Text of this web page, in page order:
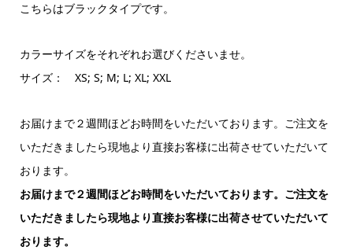
こちらはブラックタイプです。
カラーサイズをそれぞれお選びくださいませ。
サイズ： XS; S; M; L; XL; XXL
お届けまで２週間ほどお時間をいただいております。ご注文を
いただきましたら現地より直接お客様に出荷させていただいて
おります。
お届けまで２週間ほどお時間をいただいております。ご注文を
いただきましたら現地より直接お客様に出荷させていただいて
おります。